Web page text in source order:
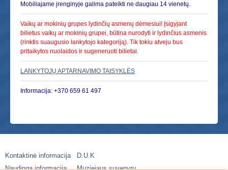
Mobiliajame įrenginyje galima pateikti ne daugiau 14 vienetų.
Vaikų ar mokinių grupes lydinčių asmenų dėmesiui! Įsigyjant
bilietus vaikų ar mokinių grupei, būtina nurodyti ir lydinčius asmenis
(rinktis suaugusio lankytojo kategoriją). Tik tokiu atveju bus
pritaikytos nuolaidos ir sugeneruoti bilietai.
LANKYTOJŲ APTARNAVIMO TAISYKLĖS
Informacija: +370 659 61 497
Kontaktinė informacija
Naudinga informacija
D.U.K
Muziejaus suvenyrų